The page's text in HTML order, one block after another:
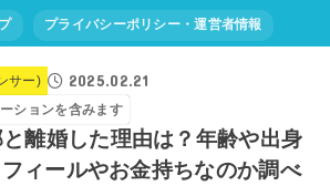
プライバシーポリシー・運営者情報
サー) 2025.02.21
ションを含みます
離婚した理由は？年齢や出身
ィールやお金持ちなのか調べ